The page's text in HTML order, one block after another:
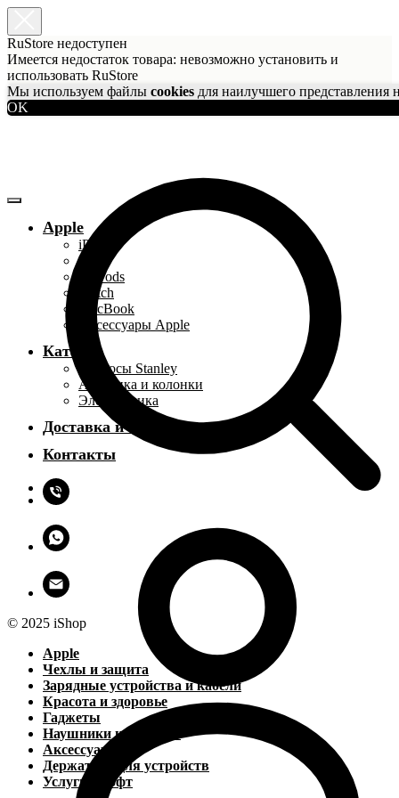
RuStore недоступен
Имеется недостаток товара: невозможно установить и
использовать RuStore
Мы используем файлы cookies для наилучшего представления
OK
Apple
iPhone
iPad
AirPods
Watch
MacBook
Аксессуары Apple
Каталог
Термосы Stanley
Акустика и колонки
Электроника
Доставка и оплата
Контакты
© 2025 iShop
Apple
Чехлы и защита
Зарядные устройства и кабели
Красота и здоровье
Гаджеты
Наушники и колонки
Аксессуары
Держатели для устройств
Услуги и софт